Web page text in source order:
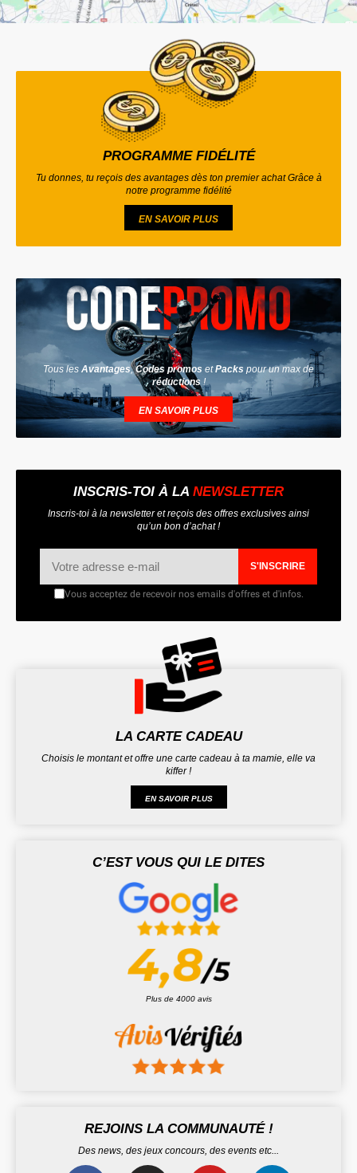
PROGRAMME FIDÉLITÉ
Tu donnes, tu reçois des avantages dès ton premier achat Grâce à
notre programme fidélité
EN SAVOIR PLUS
Tous les Avantages,Codes promos etPacks pour un max de
réductions !
EN SAVOIR PLUS
INSCRIS-TOI À LA NEWSLETTER
Inscris-toi à la newsletter et reçois des offres exclusives ainsi
qu’un bon d’achat !
S'INSCRIRE
Vous acceptez de recevoir nos emails d'offres et d'infos.
LA CARTE CADEAU
Choisis le montant et offre une carte cadeau à ta mamie, elle va
kiffer !
EN SAVOIR PLUS
C’EST VOUS QUI LE DITES
Plus de 4000 avis
REJOINS LA COMMUNAUTÉ !
Des news, des jeux concours, des events etc...